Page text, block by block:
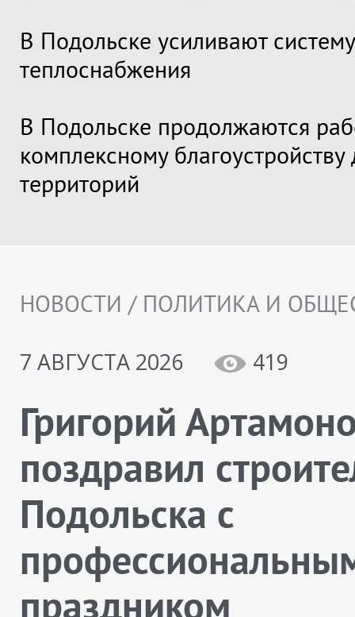
В Подольске усиливают систему
теплоснабжения
В Подольске продолжаются
комплексному
территорий
НОВОСТИ / ПОЛИТИКА И
7 АВГУСТА 2026
419
Григорий
поздравил
Подольска с
праздником